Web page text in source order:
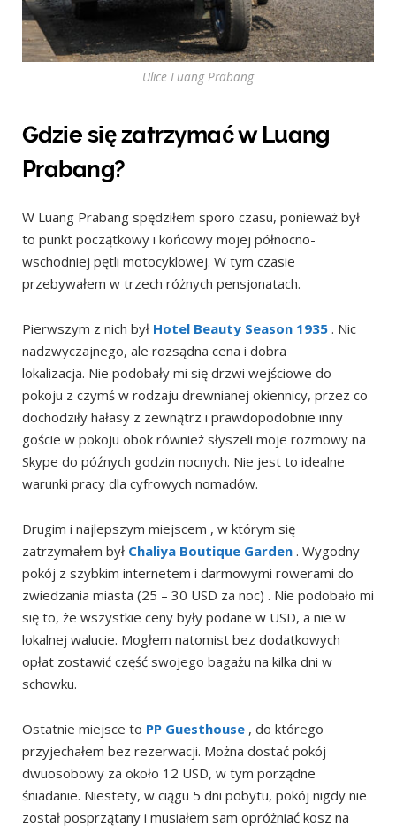
Ulice Luang Prabang
Gdzie się zatrzymać w Luang
Prabang?
W Luang Prabang spędziłem sporo czasu, ponieważ był
to punkt początkowy i końcowy mojej północno-
wschodniej pętli motocyklowej. W tym czasie
przebywałem w trzech różnych pensjonatach.
Pierwszym z nich był Hotel Beauty Season 1935 . Nic
nadzwyczajnego, ale rozsądna cena i dobra
lokalizacja. Nie podobały mi się drzwi wejściowe do
pokoju z czymś w rodzaju drewnianej okiennicy, przez co
dochodziły hałasy z zewnątrz i prawdopodobnie inny
goście w pokoju obok również słyszeli moje rozmowy na
Skype do późnych godzin nocnych. Nie jest to idealne
warunki pracy dla cyfrowych nomadów.
Drugim i najlepszym miejscem , w którym się
zatrzymałem był Chaliya Boutique Garden . Wygodny
pokój z szybkim internetem i darmowymi rowerami do
zwiedzania miasta (25 – 30 USD za noc) . Nie podobało mi
się to, że wszystkie ceny były podane w USD, a nie w
lokalnej walucie. Mogłem natomist bez dodatkowych
opłat zostawić część swojego bagażu na kilka dni w
schowku.
Ostatnie miejsce to PP Guesthouse , do którego
przyjechałem bez rezerwacji. Można dostać pokój
dwuosobowy za około 12 USD, w tym porządne
śniadanie. Niestety, w ciągu 5 dni pobytu, pokój nigdy nie
został posprzątany i musiałem sam opróżniać kosz na